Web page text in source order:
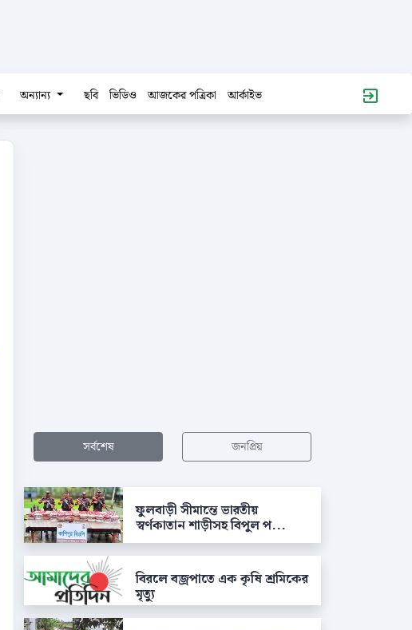
অন্যান্য ছবি ভিডিও আজকের পত্রিকা আর্কাইভ
সর্বশেষ জনপ্রিয়
ফুলবাড়ী সীমান্তে ভারতীয়
স্বর্ণকাতান শাড়ীসহ বিপুল প...
বিরলে বজ্রপাতে এক কৃষি শ্রমিকের
মৃত্যু